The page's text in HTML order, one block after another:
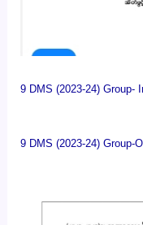
9 DMS (2023-24) Group-
9 DMS (2023-24) Group-